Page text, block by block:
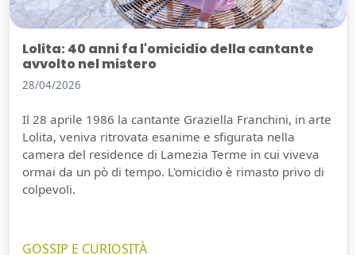
Lolita: 40 anni fa l'omicidio della cantante
avvolto nel mistero
28/04/2026
Il 28 aprile 1986 la cantante Graziella Franchini, in arte
Lolita, veniva ritrovata esanime e sfigurata nella
camera del residence di Lamezia Terme in cui viveva
ormai da un pò di tempo. L'omicidio è rimasto privo di
colpevoli.
GOSSIP E CURIOSITÀ